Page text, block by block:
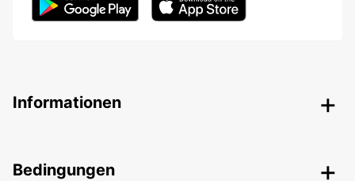
Informationen
Bedingungen